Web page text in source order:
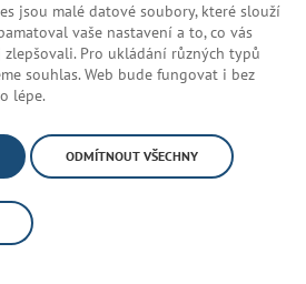
zabezpečení
jsou malé datové soubory, které slouží
vaše nastavení a to, co vás
Pro ukládání různých typů
souhlas. Web bude fungovat i bez
lépe.
ODMÍTNOUT VŠECHNY